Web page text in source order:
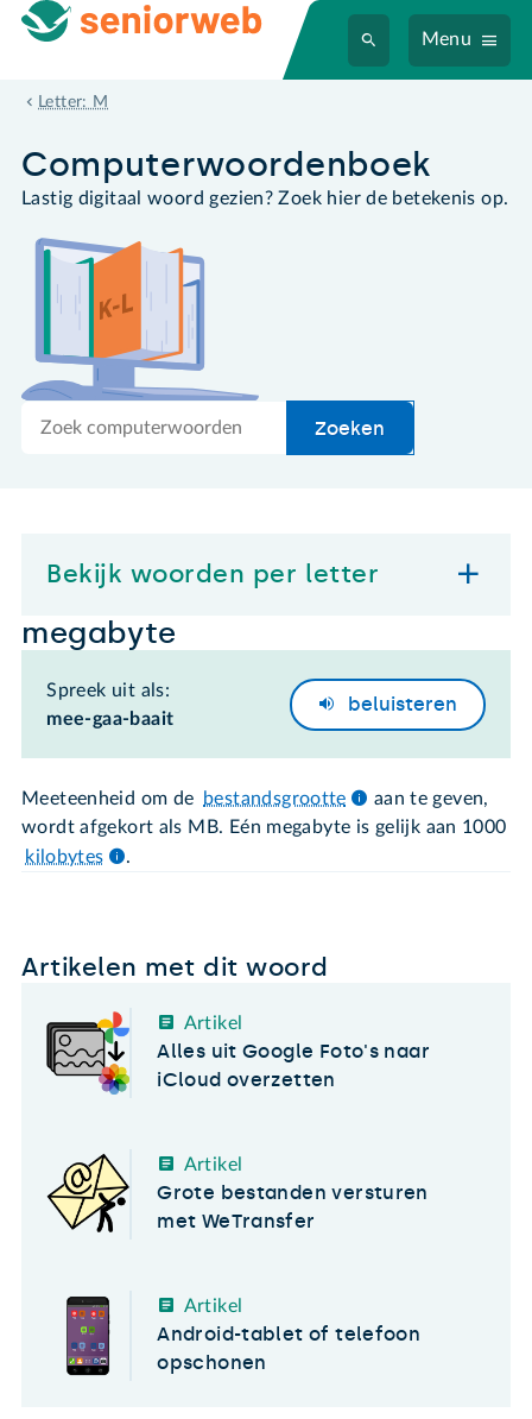
Menu
Letter: M
megabyte
Computer­woordenboek
Lastig digitaal woord gezien? Zoek hier de betekenis op.
Zoek
Zoeken
Bekijk woorden per letter
megabyte
Spreek uit als:
mee-gaa-baait
beluisteren
Meeteenheid om de bestandsgrootte
aan te geven,
wordt afgekort als MB. Eén megabyte is gelijk aan 1000
kilobytes
.
Artikelen met dit woord
Artikel
Alles uit Google Foto's naar
iCloud overzetten
Artikel
Grote bestanden versturen
met WeTransfer
Artikel
Android-tablet of telefoon
opschonen